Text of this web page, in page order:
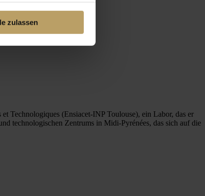
zulassen
Technologiques (Ensiacet-INP Toulouse), ein Labor, das er
technologischen Zentrums in Midi-Pyrénées, das sich auf die